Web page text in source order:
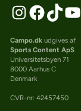
Campo.dkudgives af
Sports Content ApS
Universitetsbyen 71
8000 Aarhus C
Denmark
CVR-nr: 42457450